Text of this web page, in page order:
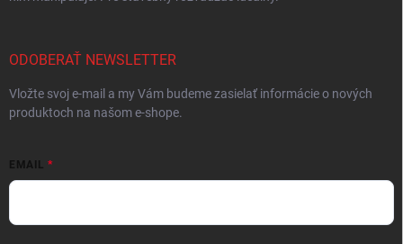
ODOBERAŤ NEWSLETTER
Vložte svoj e-mail a my Vám budeme zasielať informácie o nových
produktoch na našom e-shope.
EMAIL